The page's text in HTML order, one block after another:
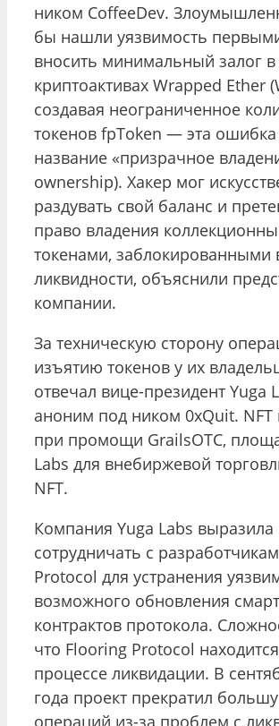
ником CoffeeDev.
бы нашли уязвимость
вносить минимальный залог в
криптоактивах Wrapped Ether
создавая неограниченное
токенов fpToken — эта
название «призрачное
ownership). Хакер мог
раздувать свой баланс и
право владения
токенами, заблокированными
ликвидности, объяснили
компании.
За техническую сторону
изъятию токенов у их
отвечал вице-президент Yuga
аноним под ником 0xQuit. NFT
при промощи GrailsOTC,
Labs для внебиржевой
NFT.
Компания Yuga Labs выразила
сотрудничать с
Protocol для устранения
возможного обновления
контрактов протокола.
что Flooring Protocol
процессе ликвидации. В
года проект прекратил
операций из-за проблем с